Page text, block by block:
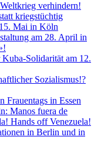
verhindern!
kriegstüchtig
Mai in Köln
am 28. April in
Solidarität am 12.
Sozialismus!?
Frauentags in Essen
Manos fuera de
Hands off Venezuela!
in Berlin und in